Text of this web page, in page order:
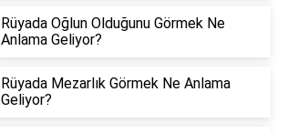
Rüyada Oğlun Olduğunu Görmek Ne
Anlama Geliyor?
Rüyada Mezarlık Görmek Ne Anlama
Geliyor?